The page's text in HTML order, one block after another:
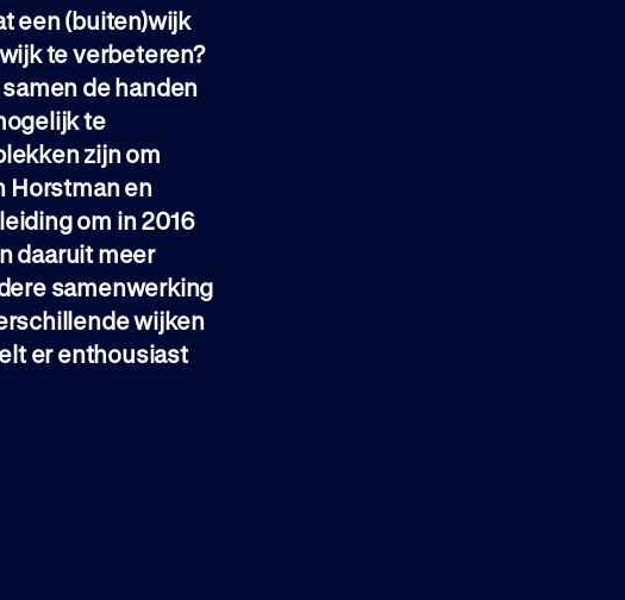
een (buiten)wijk
te verbeteren?
de handen
te
zijn om
Horstman en
om in 2016
daaruit meer
samenwerking
wijken
er enthousiast